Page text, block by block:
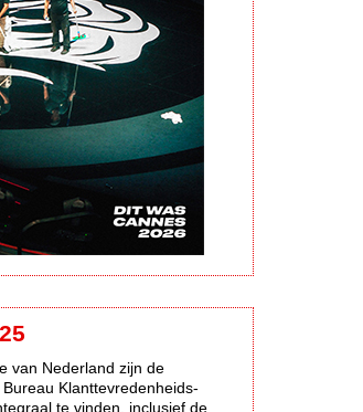
van Nederland zijn de
Klanttevredenheids-
te vinden, inclusief de